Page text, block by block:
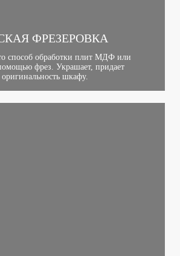
ФРЕЗЕРОВКА
способ обработки плит МДФ или
фрез. Украшает, придает
шкафу.